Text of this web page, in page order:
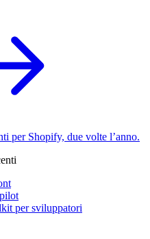
per Shopify, due volte l’anno.
per sviluppatori